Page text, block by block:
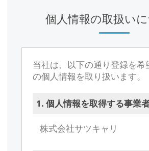
個人情報の取扱い
当社は、以下の通り登録を希
の個人情報を取り扱います。
1. 個人情報を取得する事業
株式会社サツキャリ